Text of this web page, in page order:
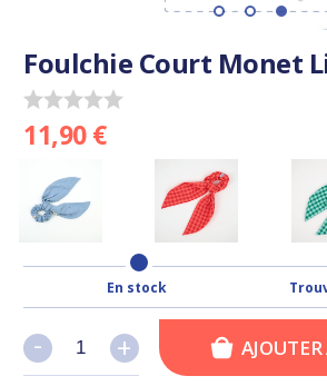
Foulchie Court Monet
11,90 €
En stock
+
- +
-